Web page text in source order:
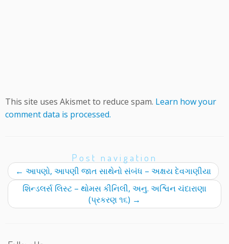
This site uses Akismet to reduce spam. Learn how your
comment data is processed.
Post navigation
← આપણો, આપણી જાત સાથેનો સંબંધ – અક્ષય દેવગાણીયા
શિન્ડલર્સ લિસ્ટ – થોમસ કીનિલી, અનુ. અશ્વિન ચંદારાણા
(પ્રકરણ ૧૬) →